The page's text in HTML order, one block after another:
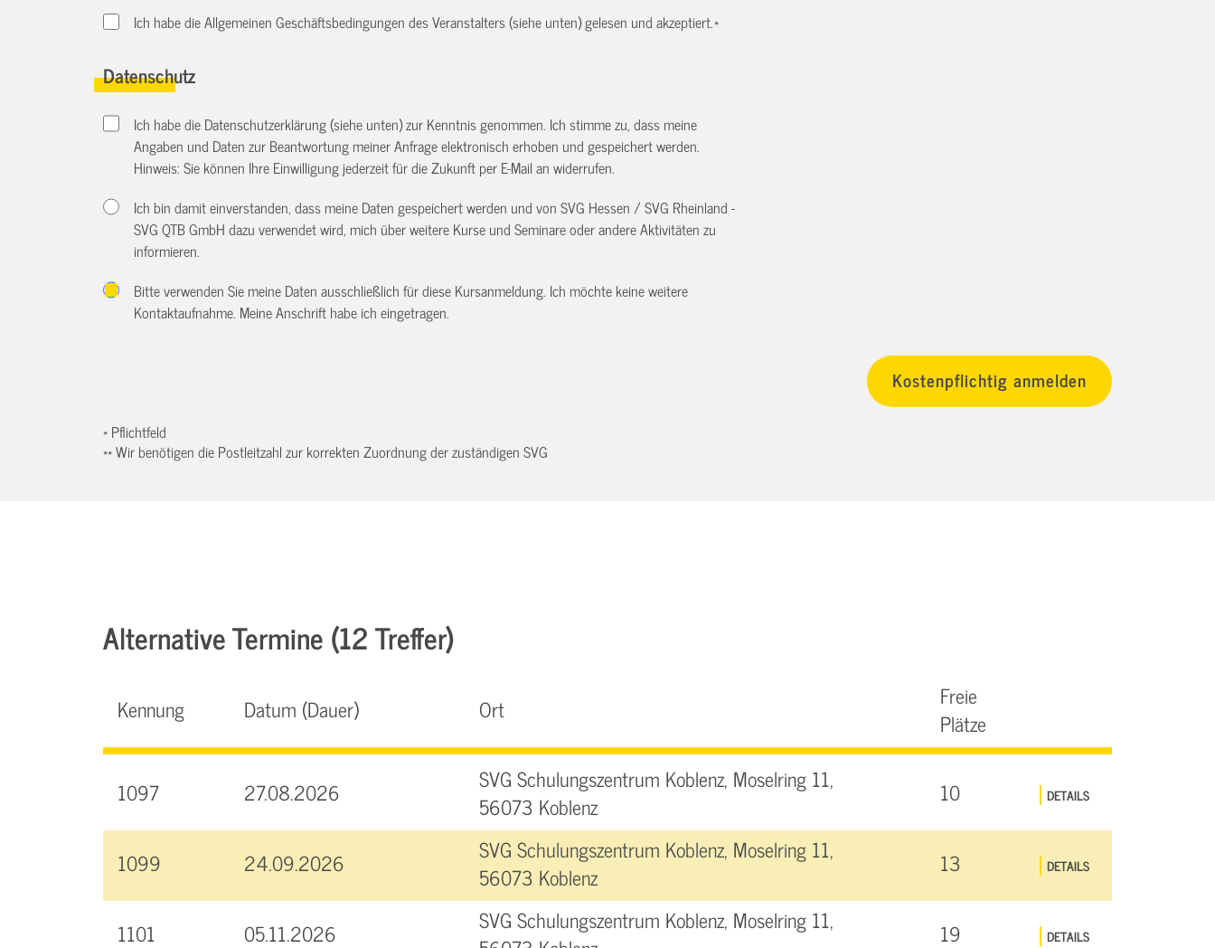
Ich habe die Allgemeinen Geschäftsbedingungen des Veranstalters (siehe unten) gelesen und akzeptiert.*
Datenschutz
Ich habe die Datenschutzerklärung (siehe unten) zur Kenntnis genommen. Ich stimme zu, dass meine
Angaben und Daten zur Beantwortung meiner Anfrage elektronisch erhoben und gespeichert werden.
Hinweis: Sie können Ihre Einwilligung jederzeit für die Zukunft per E-Mail anwiderrufen.
Ich bin damit einverstanden, dass meine Daten gespeichert werden und von SVG Hessen / SVG Rheinland -
SVG QTB GmbH dazu verwendet wird, mich über weitere Kurse und Seminare oder andere Aktivitäten zu
informieren.
Bitte verwenden Sie meine Daten ausschließlich für diese Kursanmeldung. Ich möchte keine weitere
Kontaktaufnahme. Meine Anschrift habe ich eingetragen.
* Pflichtfeld
** Wir benötigen die Postleitzahl zur korrekten Zuordnung der zuständigen SVG
Alternative Termine (12 Treffer)
Kennung Datum (Dauer) Ort
Freie
Plätze
1097 27.08.2026
SVG Schulungszentrum Koblenz, Moselring 11,
56073 Koblenz
10 DETAILS
1099 24.09.2026
SVG Schulungszentrum Koblenz, Moselring 11,
56073 Koblenz
13 DETAILS
1101 05.11.2026
SVG Schulungszentrum Koblenz, Moselring 11,
19 DETAILS